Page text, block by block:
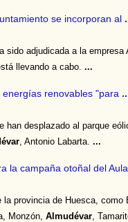
se incorporan al
sido adjudicada a la empresa
llevando a cabo. ...
renovables "para
han desplazado al parque
, Antonio Labarta. ...
la campaña otoñal del
la provincia de Huesca, como
Monzón, Almudévar,